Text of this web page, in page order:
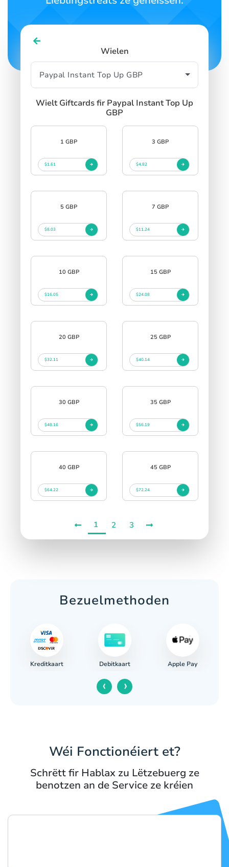
Wielen
Wielt Giftcards fir Paypal Instant Top Up
GBP
1 GBP
$1.61
3 GBP
$4.82
5 GBP
$8.03
7 GBP
$11.24
10 GBP
$16.05
15 GBP
$24.08
20 GBP
$32.11
25 GBP
$40.14
30 GBP
$48.16
35 GBP
$56.19
40 GBP
$64.22
45 GBP
$72.24
1 2 3
Bezuelmethoden
Kreditkaart Debitkaart Apple Pay
‹ ›
Wéi Fonctionéiert et?
Schrëtt fir Hablax zu Lëtzebuerg ze
benotzen an de Service ze kréien